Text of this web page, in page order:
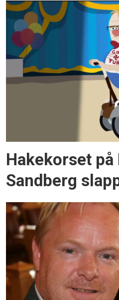
Hakekorset på
Sandberg